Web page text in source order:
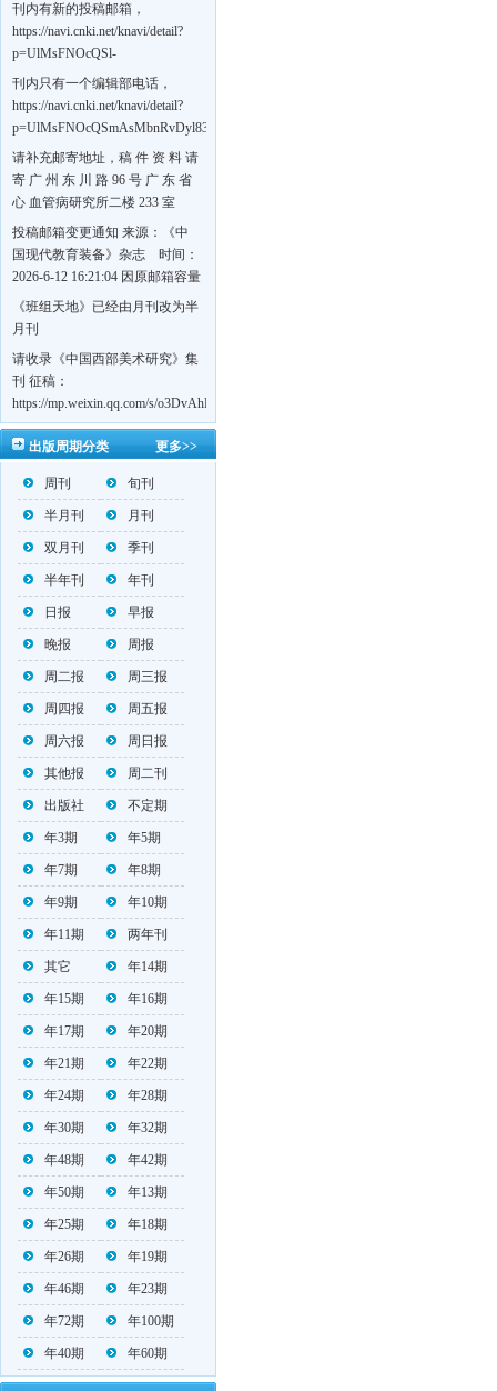
刊内有新的投稿邮箱，
https://navi.cnki.net/knavi/detail?
p=UlMsFNOcQSl-
刊内只有一个编辑部电话，
https://navi.cnki.net/knavi/detail?
p=UlMsFNOcQSmAsMbnRvDyl83fGGu5dcrBYtF-
w7VFJdSWT5tem1RQ5W2sC5HRG-
S8mH75DuljrTVfVeoXxT4L0b-
Yrk7HaGd7C2w5FD7nrnLRR5Q57zsTTQ==&uniplatform=NZKPT&language=CHS
请补充邮寄地址，稿 件 资 料 请
寄 广 州 东 川 路 96 号 广 东 省
心 血管病研究所二楼 233 室
《岭南心血管病杂志》编辑部
收，
https://navi.cnki.net/knavi/detail?
BMxk-
109PkA==&uniplatform=NZKPT&language=CHS
投稿邮箱变更通知 来源：《中
国现代教育装备》杂志 时间：
2026-6-12 16:21:04 因原邮箱容量
有限，自即日起停止使用，我刊
投稿邮箱变更为 高教投稿邮
邮箱：bedu@cmee.net.cn
《班组天地》已经由月刊改为半
月刊
请收录《中国西部美术研究》集
刊 征稿：
https://mp.weixin.qq.com/s/o3DvAhL6jtTS9ASccwcwPQ
第一辑：
https://mp.weixin.qq.com/s/_w2OMIu6Gs1QL0b_JWhZAQ
更多>>
出版周期分类
周刊 旬刊
半月刊 月刊
双月刊 季刊
半年刊 年刊
日报 早报
晚报 周报
周二报 周三报
周四报 周五报
周六报 周日报
其他报 周二刊
出版社 不定期
年3期 年5期
年7期 年8期
年9期 年10期
年11期 两年刊
其它 年14期
年15期 年16期
年17期 年20期
年21期 年22期
年24期 年28期
年30期 年32期
年48期 年42期
年50期 年13期
年25期 年18期
年26期 年19期
年46期 年23期
年72期 年100期
年40期 年60期